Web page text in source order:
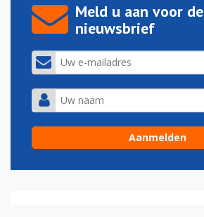
Meld u aan voor de
nieuwsbrief